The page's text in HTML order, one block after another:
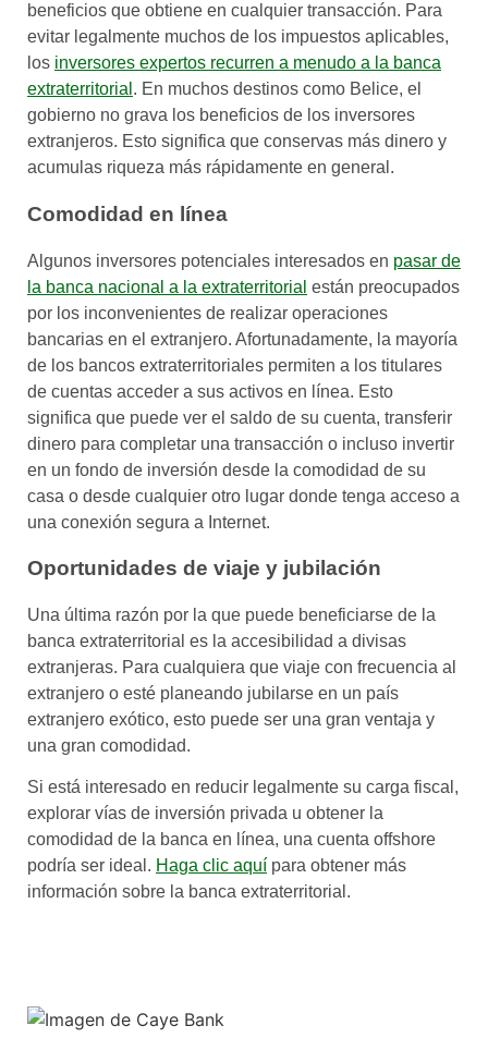
beneficios que obtiene en cualquier transacción. Para
evitar legalmente muchos de los impuestos aplicables,
los inversores expertos recurren a menudo a la banca
extraterritorial . En muchos destinos como Belice, el
gobierno no grava los beneficios de los inversores
extranjeros. Esto significa que conservas más dinero y
acumulas riqueza más rápidamente en general.
Comodidad en línea
Algunos inversores potenciales interesados en pasar de
la banca nacional a la extraterritorial están preocupados
por los inconvenientes de realizar operaciones
bancarias en el extranjero. Afortunadamente, la mayoría
de los bancos extraterritoriales permiten a los titulares
de cuentas acceder a sus activos en línea. Esto
significa que puede ver el saldo de su cuenta, transferir
dinero para completar una transacción o incluso invertir
en un fondo de inversión desde la comodidad de su
casa o desde cualquier otro lugar donde tenga acceso a
una conexión segura a Internet.
Oportunidades de viaje y jubilación
Una última razón por la que puede beneficiarse de la
banca extraterritorial es la accesibilidad a divisas
extranjeras. Para cualquiera que viaje con frecuencia al
extranjero o esté planeando jubilarse en un país
extranjero exótico, esto puede ser una gran ventaja y
una gran comodidad.
Si está interesado en reducir legalmente su carga fiscal,
explorar vías de inversión privada u obtener la
comodidad de la banca en línea, una cuenta offshore
podría ser ideal. Haga clic aquí para obtener más
información sobre la banca extraterritorial.